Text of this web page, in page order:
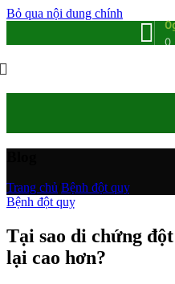
Bỏ qua nội dung chính
0
0
Trang chủ Bệnh đột quỵ
Bệnh đột quỵ
Tại sao di chứng
lại cao hơn?